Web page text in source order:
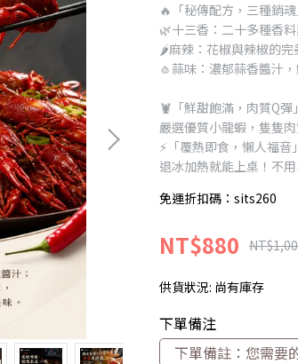
🔥「秘傳配方，三種銷魂
🌿十三香：二十多種香
🌶️麻辣：花椒與辣椒的完
🧄蒜味：濃郁蒜香醬汁
🦞「鮮甜飽滿，肉質Q彈」
嚴選優質小龍蝦，隻隻
⚡「覆熱即食，懶人福音」
退冰加熱就能上桌！不
免運折扣碼：sits260
NT$880
供貨狀況: 尚有庫存
下單備注
下單備註：您需要